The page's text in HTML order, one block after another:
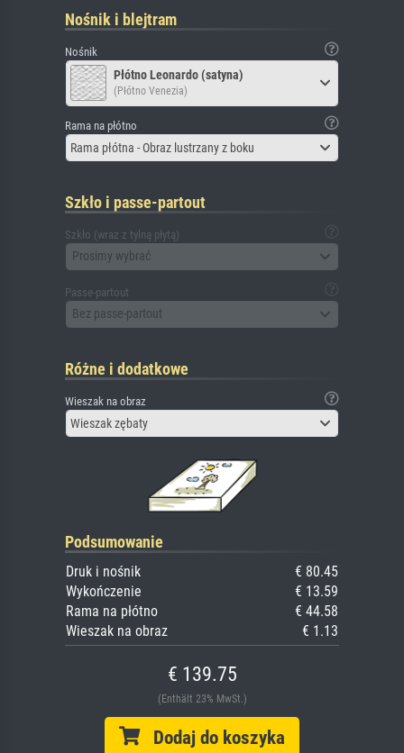
Nośnik i blejtram
Nośnik
Płótno Leonardo (satyna)
(Płótno Venezia)
Rama na płótno
Rama płótna - Obraz lustrzany z boku
Szkło i passe-partout
Szkło (wraz z tylną płytą)
Prosimy wybrać
Passe-partout
Bez passe-partout
Różne i dodatkowe
Wieszak na obraz
Wieszak zębaty
Podsumowanie
Druk i nośnik
€ 80.45
Wykończenie
€ 13.59
Rama na płótno
€ 44.58
Wieszak na obraz
€ 1.13
€ 139.75
(Enthält 23% MwSt.)
Dodaj do koszyka